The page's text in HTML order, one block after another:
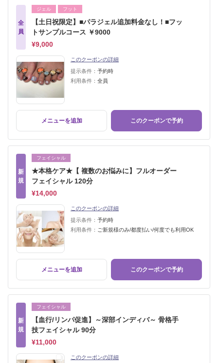
全
員
ジェル フット
【土日祝限定】■パラジェル追加料金なし！■フッ
トサンプルコース ￥9000
¥9,000
このクーポンの詳細
提示条件： 予約時
利用条件： 全員
メニューを追加 このクーポンで予約
新
規
フェイシャル
★本格ケア★【 複数のお悩みに】フルオーダー
フェイシャル 120分
¥14,000
このクーポンの詳細
提示条件： 予約時
利用条件： ご新規様のみ/都度払い/何度でも利用OK
メニューを追加 このクーポンで予約
新
規
フェイシャル
【血行/リンパ促進】～深部インディバ～ 骨格手
技フェイシャル 90分
¥11,000
このクーポンの詳細